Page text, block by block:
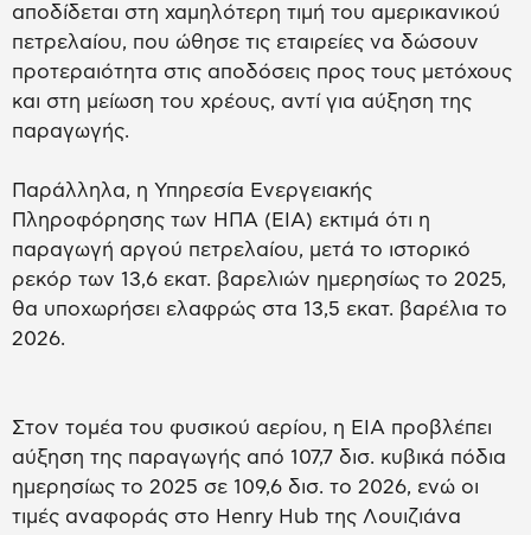
αποδίδεται στη χαμηλότερη τιμή του αμερικανικού
πετρελαίου, που ώθησε τις εταιρείες να δώσουν
προτεραιότητα στις αποδόσεις προς τους μετόχους
και στη μείωση του χρέους, αντί για αύξηση της
παραγωγής.
Παράλληλα, η Υπηρεσία Ενεργειακής
Πληροφόρησης των ΗΠΑ (EIA) εκτιμά ότι η
παραγωγή αργού πετρελαίου, μετά το ιστορικό
ρεκόρ των 13,6 εκατ. βαρελιών ημερησίως το 2025,
θα υποχωρήσει ελαφρώς στα 13,5 εκατ. βαρέλια το
2026.
Στον τομέα του φυσικού αερίου, η EIA προβλέπει
αύξηση της παραγωγής από 107,7 δισ. κυβικά πόδια
ημερησίως το 2025 σε 109,6 δισ. το 2026, ενώ οι
τιμές αναφοράς στο Henry Hub της Λουιζιάνα